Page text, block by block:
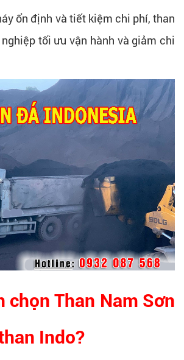
ổn định và tiết kiệm chi phí, than
tối ưu vận hành và giảm chi
chọn Than Nam Sơn
Indo?